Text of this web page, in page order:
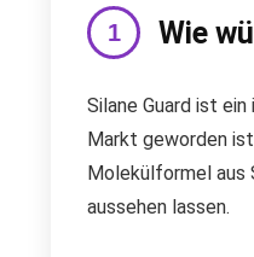
Wie
Silane Guard ist
Markt geworden
Molekülformel aus
aussehen lassen.